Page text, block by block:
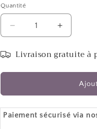
Quantité
Réduire
la
quantité
Bracelet
Spinelle
la
quantité
Bracelet
plaqué
Spinelle
Livraison gratuite à
Paiement sécurisé via